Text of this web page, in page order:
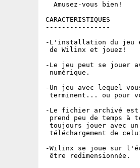
  Amusez-vous bien!
CARACTERISTIQUES
----------------
-L'installation du jeu
de Wilinx et jouez!
-Le jeu peut se jouer
numérique.
-Un jeu avec lequel
terminent... ou pour
-Le fichier archivé
prend peu de temps
toujours jouer avec un
téléchargement de
-Wilinx se joue sur
être redimensionnée.